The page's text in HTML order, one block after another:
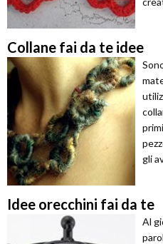
Collane fai da te idee
gli
Idee orecchini fai da te
Al